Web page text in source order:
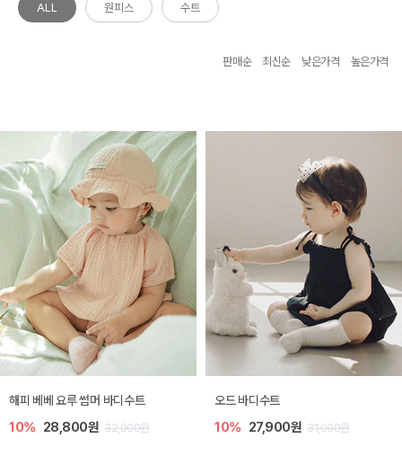
ALL 원피스 수트
판매순 최신순 낮은가격 높은가격
해피 베베 요루 썸머 바디수트
10% 28,800원 32,000원
오드 바디수트
10% 27,900원 31,000원